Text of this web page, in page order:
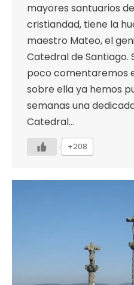
mayores santuarios
cristiandad, tiene la
maestro Mateo, el
Catedral de Santiago.
poco comentaremos
sobre ella ya hemos
semanas una
Catedral…
+208